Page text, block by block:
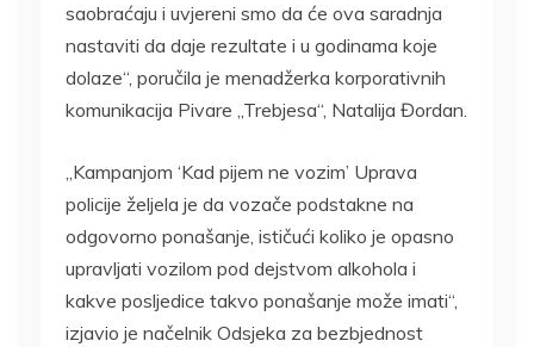
saobraćaju i uvjereni smo da će ova saradnja
nastaviti da daje rezultate i u godinama koje
dolaze“, poručila je menadžerka korporativnih
komunikacija Pivare „Trebjesa“, Natalija Đordan.
„Kampanjom ‘Kad pijem ne vozim’ Uprava
policije željela je da vozače podstakne na
odgovorno ponašanje, ističući koliko je opasno
upravljati vozilom pod dejstvom alkohola i
kakve posljedice takvo ponašanje može imati“,
izjavio je načelnik Odsjeka za bezbjednost